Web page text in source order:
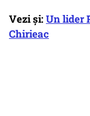
Vezi și:Un lider
Chirieac